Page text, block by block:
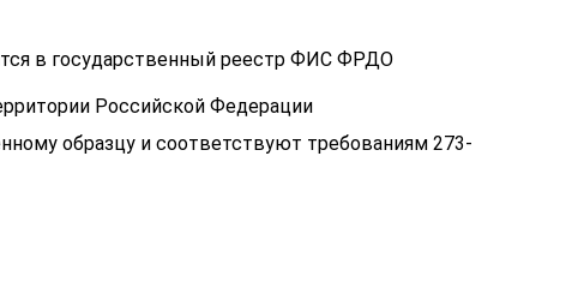
в государственный реестр ФИС ФРДО
Российской Федерации
образцу и соответствуют требованиям 273-